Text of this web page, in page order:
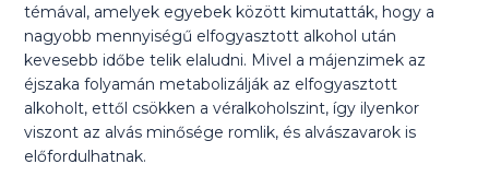
témával, amelyek egyebek között kimutatták, hogy a
nagyobb mennyiségű elfogyasztott alkohol után
kevesebb időbe telik elaludni. Mivel a májenzimek az
éjszaka folyamán metabolizálják az elfogyasztott
alkoholt, ettől csökken a véralkoholszint, így ilyenkor
viszont az alvás minősége romlik, és alvászavarok is
előfordulhatnak.